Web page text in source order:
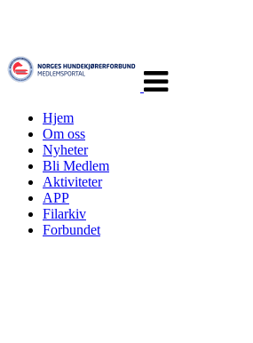
navigasjon
Hjem
Om oss
Nyheter
Bli Medlem
Aktiviteter
APP
Filarkiv
Forbundet